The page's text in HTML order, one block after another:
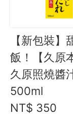
資訊安全
【新包裝】
飯！【久原
久原照燒醬
500ml
NT$ 350